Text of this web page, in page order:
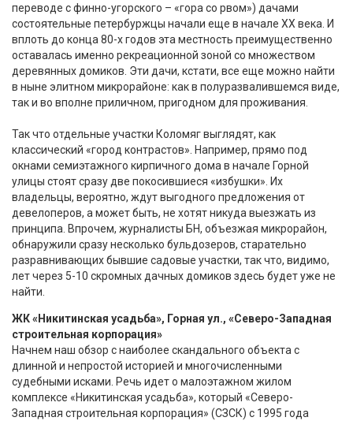
переводе с финно-угорского – «гора со рвом») дачами
состоятельные петербуржцы начали еще в начале XX века. И
вплоть до конца 80-х годов эта местность преимущественно
оставалась именно рекреационной зоной со множеством
деревянных домиков. Эти дачи, кстати, все еще можно найти
в ныне элитном микрорайоне: как в полуразвалившемся виде,
так и во вполне приличном, пригодном для проживания.
Так что отдельные участки Коломяг выглядят, как
классический «город контрастов». Например, прямо под
окнами семиэтажного кирпичного дома в начале Горной
улицы стоят сразу две покосившиеся «избушки». Их
владельцы, вероятно, ждут выгодного предложения от
девелоперов, а может быть, не хотят никуда выезжать из
принципа. Впрочем, журналисты БН, объезжая микрорайон,
обнаружили сразу несколько бульдозеров, старательно
разравнивающих бывшие садовые участки, так что, видимо,
лет через 5-10 скромных дачных домиков здесь будет уже не
найти.
ЖК «Никитинская усадьба», Горная ул., «Северо-Западная
строительная корпорация»
Начнем наш обзор с наиболее скандального объекта с
длинной и непростой историей и многочисленными
судебными исками. Речь идет о малоэтажном жилом
комплексе «Никитинская усадьба», который «Северо-
Западная строительная корпорация» (СЗСК) с 1995 года